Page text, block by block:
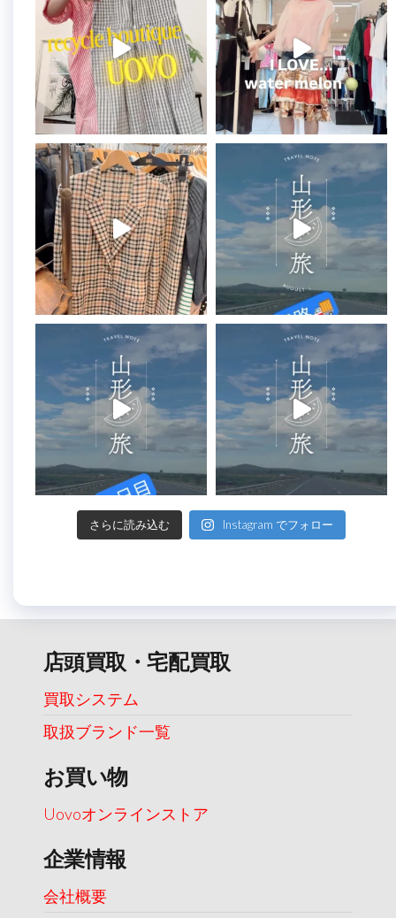
さらに読み込む Instagram でフォロー
店頭買取・宅配買取
買取システム
取扱ブランド一覧
お買い物
Uovoオンラインストア
企業情報
会社概要